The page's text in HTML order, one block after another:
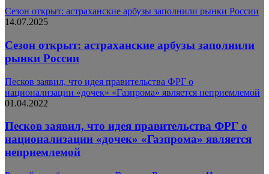
Сезон открыт: астраханские арбузы заполнили рынки России
14.07.2025
Сезон открыт: астраханские арбузы заполнили
рынки России
Песков заявил, что идея правительства ФРГ о
национализации «дочек» «Газпрома» является неприемлемой
01.04.2022
Песков заявил, что идея правительства ФРГ о
национализации «дочек» «Газпрома» является
неприемлемой